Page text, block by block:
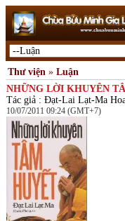
Thư viện » Luận
NHỮNG LỜI KHUYÊN
Tác giả : Đạt-Lai Lạt-Ma
10/07/2011 09:24 (GMT+7)